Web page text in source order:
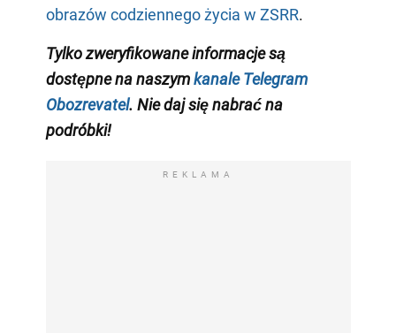
obrazów codziennego życia w ZSRR.
Tylko zweryfikowane informacje są
dostępne na naszymkanale Telegram
Obozrevatel. Nie daj się nabrać na
podróbki!
REKLAMA